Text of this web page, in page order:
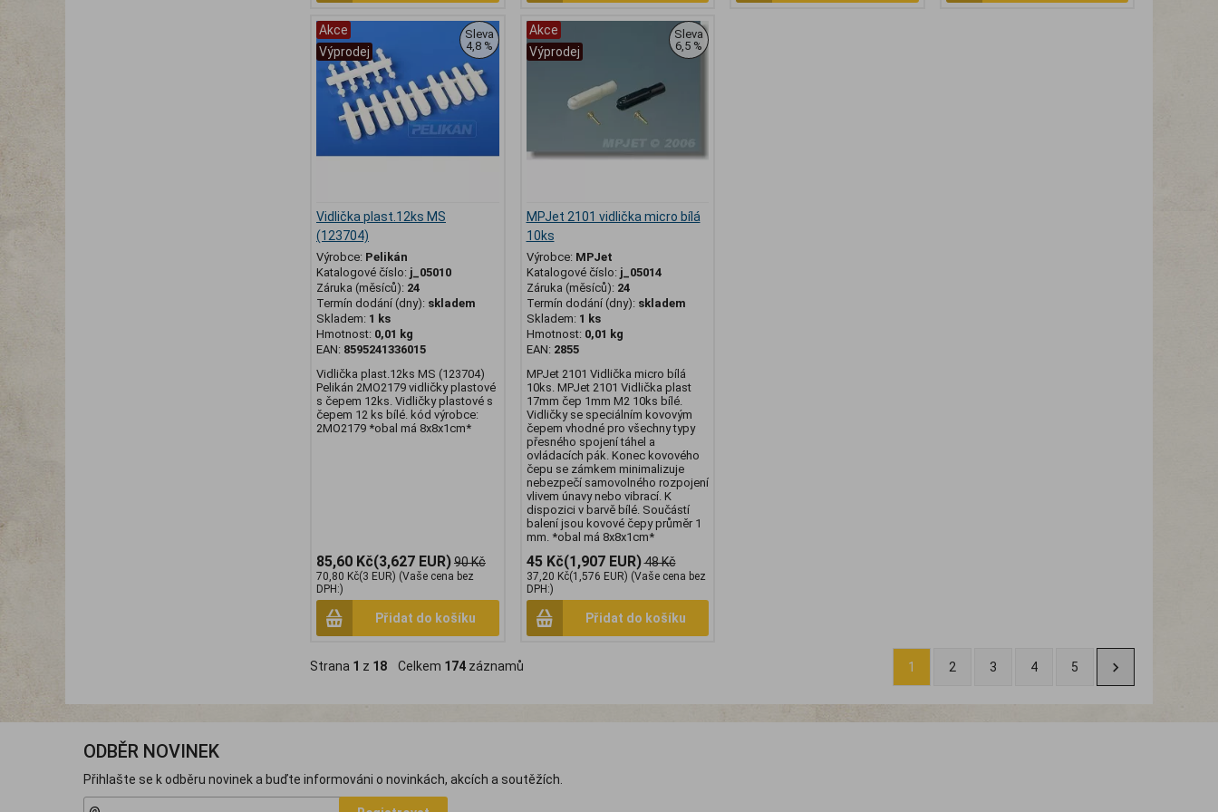
Akce
Výprodej
Sleva
4,8 %
Vidlička plast.12ks MS
(123704)
Výrobce: Pelikán
Katalogové číslo: j_05010
Záruka (měsíců): 24
Termín dodání (dny): skladem
Skladem: 1 ks
Hmotnost: 0,01 kg
EAN: 8595241336015
Vidlička plast.12ks MS (123704)
Pelikán 2MO2179 vidličky plastové
s čepem 12ks. Vidličky plastové s
čepem 12 ks bílé. kód výrobce:
2MO2179 *obal má 8x8x1cm*
85,60 Kč(3,627 EUR)90 Kč
70,80 Kč(3 EUR) (Vaše cena bez
DPH:)
Přidat do košíku
Akce
Výprodej
Sleva
6,5 %
MPJet 2101 vidlička micro bílá
10ks
Výrobce: MPJet
Katalogové číslo: j_05014
Záruka (měsíců): 24
Termín dodání (dny): skladem
Skladem: 1 ks
Hmotnost: 0,01 kg
EAN: 2855
MPJet 2101 Vidlička micro bílá
10ks. MPJet 2101 Vidlička plast
17mm čep 1mm M2 10ks bílé.
Vidličky se speciálním kovovým
čepem vhodné pro všechny typy
přesného spojení táhel a
ovládacích pák. Konec kovového
čepu se zámkem minimalizuje
nebezpečí samovolného rozpojení
vlivem únavy nebo vibrací. K
dispozici v barvě bílé. Součástí
balení jsou kovové čepy průměr 1
mm. *obal má 8x8x1cm*
45 Kč(1,907 EUR)48 Kč
37,20 Kč(1,576 EUR) (Vaše cena bez
DPH:)
Přidat do košíku
Strana 1 z 18 Celkem 174 záznamů 1 2 3 4 5
ODBĚR NOVINEK
Přihlašte se k odběru novinek a buďte informováni o novinkách, akcích a soutěžích.